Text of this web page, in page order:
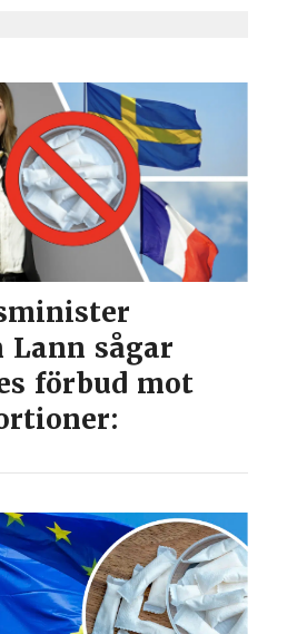
Lann sågar
förbud mot